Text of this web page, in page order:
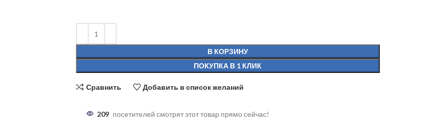
В КОРЗИНУ
ПОКУПКА В 1 КЛИК
Сравнить Добавить в список желаний
209 посетителей смотрят этот товар прямо сейчас!